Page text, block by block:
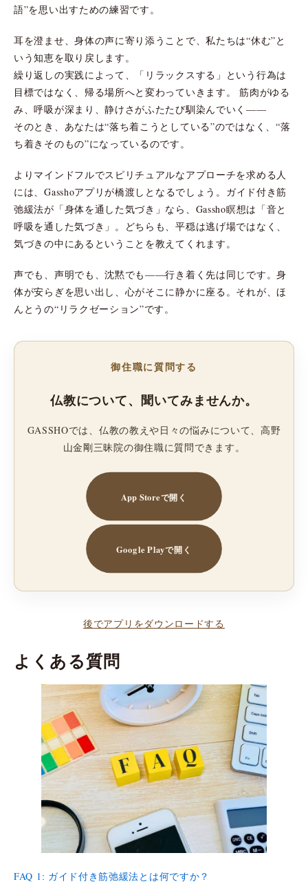
語”を思い出すための練習です。
耳を澄ませ、身体の声に寄り添うことで、私たちは“休む”と
いう知恵を取り戻します。
繰り返しの実践によって、「リラックスする」という行為は
目標ではなく、帰る場所へと変わっていきます。 筋肉がゆる
み、呼吸が深まり、静けさがふたたび馴染んでいく――
そのとき、あなたは“落ち着こうとしている”のではなく、“落
ち着きそのもの”になっているのです。
よりマインドフルでスピリチュアルなアプローチを求める人
には、Gasshoアプリが橋渡しとなるでしょう。ガイド付き筋
弛緩法が「身体を通した気づき」なら、Gassho瞑想は「音と
呼吸を通した気づき」。どちらも、平穏は逃げ場ではなく、
気づきの中にあるということを教えてくれます。
声でも、声明でも、沈黙でも――行き着く先は同じです。身
体が安らぎを思い出し、心がそこに静かに座る。それが、ほ
んとうの“リラクゼーション”です。
御住職に質問する
仏教について、聞いてみませんか。
GASSHOでは、仏教の教えや日々の悩みについて、高野
山金剛三昧院の御住職に質問できます。
App Storeで開く
Google Playで開く
後でアプリをダウンロードする
よくある質問
FAQ 1: ガイド付き筋弛緩法とは何ですか？